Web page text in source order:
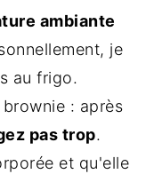
ambiante
je
au frigo.
: après
pas trop.
et qu'elle